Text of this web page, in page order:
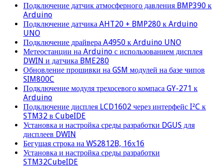
Подключение датчик атмосферного давления BMP390 к
Arduino
Подключение датчика AHT20 + BMP280 к Arduino
UNO
Подключение драйвера A4950 к Arduino UNO
Метеостанции на Arduino с использованием дисплея
DWIN и датчика BME280
Обновление прошивки на GSM модулей на базе чипов
SIM800C
Подключение модуля трехосевого компаса GY-271 к
Arduino
Подключение дисплея LCD1602 через интерфейс I²C к
STM32 в CubeIDE
Установка и настройка среды разработки DGUS для
дисплеев DWIN
Бегущая строка на WS2812B, 16х16
Установка и настройка среды разработки
STM32CubeIDE